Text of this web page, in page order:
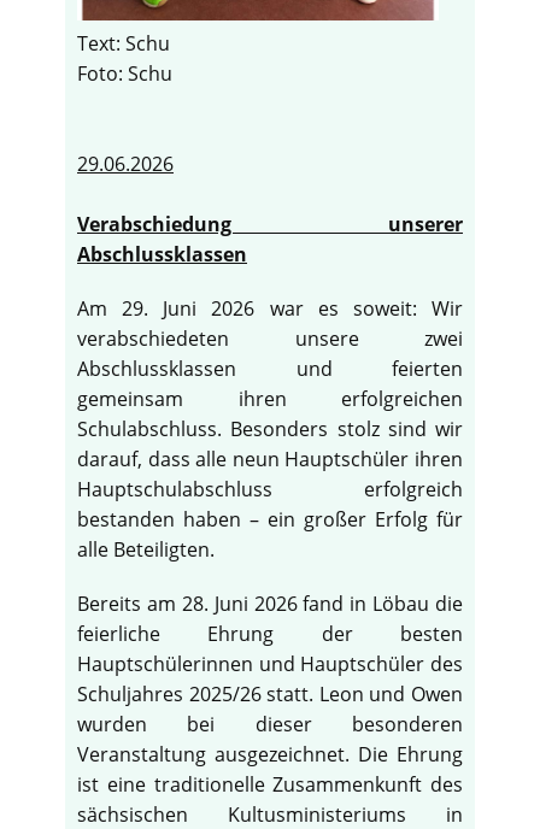
Text: Schu
Foto: Schu
29.06.2026
Verabschiedung unserer
Abschlussklassen
Am 29. Juni 2026 war es soweit: Wir
verabschiedeten unsere zwei
Abschlussklassen und feierten
gemeinsam ihren erfolgreichen
Schulabschluss. Besonders stolz sind wir
darauf, dass alle neun Hauptschüler ihren
Hauptschulabschluss erfolgreich
bestanden haben – ein großer Erfolg für
alle Beteiligten.
Bereits am 28. Juni 2026 fand in Löbau die
feierliche Ehrung der besten
Hauptschülerinnen und Hauptschüler des
Schuljahres 2025/26 statt. Leon und Owen
wurden bei dieser besonderen
Veranstaltung ausgezeichnet. Die Ehrung
ist eine traditionelle Zusammenkunft des
sächsischen Kultusministeriums in